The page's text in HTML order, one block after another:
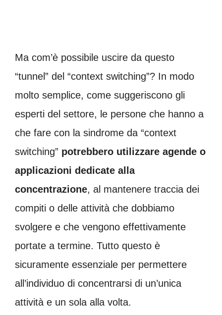
Ma com’è possibile uscire da questo
“tunnel” del “context switching”? In modo
molto semplice, come suggeriscono gli
esperti del settore, le persone che hanno a
che fare con la sindrome da “context
switching” potrebbero utilizzare agende o
applicazioni dedicate alla
concentrazione, al mantenere traccia dei
compiti o delle attività che dobbiamo
svolgere e che vengono effettivamente
portate a termine. Tutto questo è
sicuramente essenziale per permettere
all’individuo di concentrarsi di un’unica
attività e un sola alla volta.